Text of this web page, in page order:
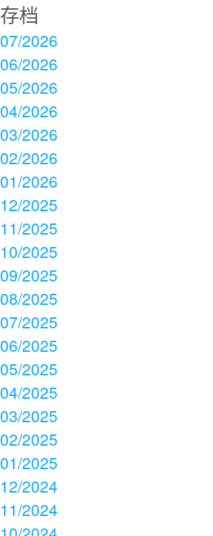
存档
07/2026
06/2026
05/2026
04/2026
03/2026
02/2026
01/2026
12/2025
11/2025
10/2025
09/2025
08/2025
07/2025
06/2025
05/2025
04/2025
03/2025
02/2025
01/2025
12/2024
11/2024